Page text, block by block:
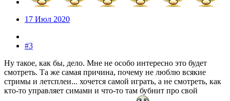
17 Июл 2020
#3
Ну такое, как бы, дело. Мне не особо интересно это будет
смотреть. Та же самая причина, почему не люблю всякие
стримы и летсплеи... хочется самой играть, а не смотреть, как
кто-то управляет симами и что-то там бубнит про свой